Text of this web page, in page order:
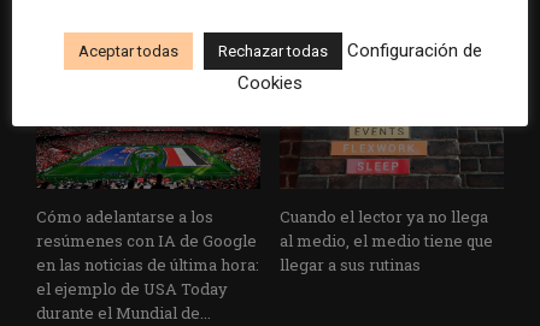
Cómo adelantarse a los
resúmenes con IA de Google
en las noticias de última hora:
el ejemplo de USA Today
durante el Mundial de...
Cuando el lector ya no llega
al medio, el medio tiene que
llegar a sus rutinas
Aceptar todas Rechazar todas
Configuración de
Cookies